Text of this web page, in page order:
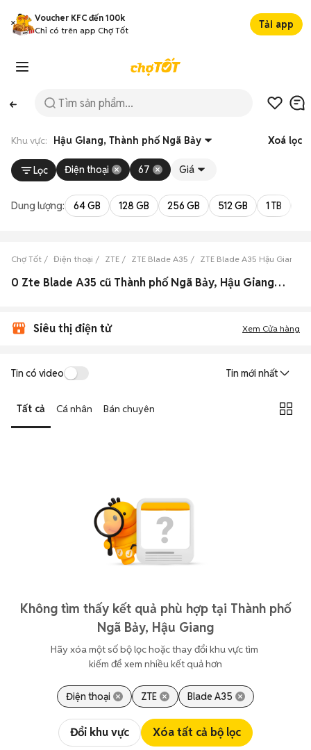
Voucher KFC đến 100k
Chỉ có trên app Chợ Tốt
Tải app
Khu vực: Hậu Giang, Thành phố Ngã Bảy Xoá lọc
Lọc Điện thoại 67 Giá
Dung lượng: 64 GB 128 GB 256 GB 512 GB 1 TB
Chợ Tốt Điện thoại ZTE ZTE Blade A35 ZTE Blade A35 Hậu Giang
0 Zte Blade A35 cũ Thành phố Ngã Bảy, Hậu Giang đẹp
Siêu thị điện tử Xem Cửa hàng
Tin có video Tin mới nhất
Tất cả Cá nhân Bán chuyên
Không tìm thấy kết quả phù hợp tại Thành phố
Ngã Bảy, Hậu Giang
Hãy xóa một số bộ lọc hoặc thay đổi khu vực tìm
kiếm để xem nhiều kết quả hơn
Điện thoại ZTE Blade A35
Đổi khu vực Xóa tất cả bộ lọc